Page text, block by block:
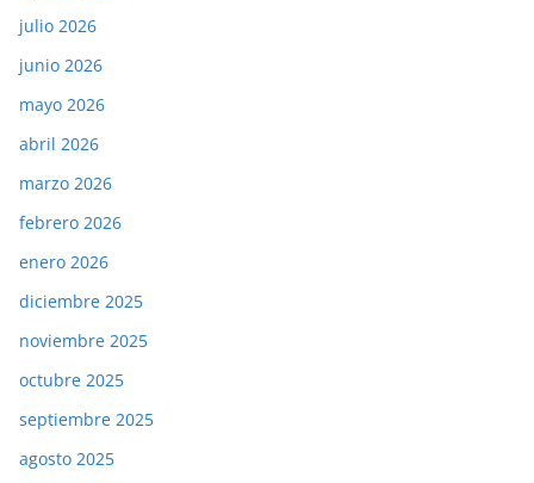
julio 2026
junio 2026
mayo 2026
abril 2026
marzo 2026
febrero 2026
enero 2026
diciembre 2025
noviembre 2025
octubre 2025
septiembre 2025
agosto 2025